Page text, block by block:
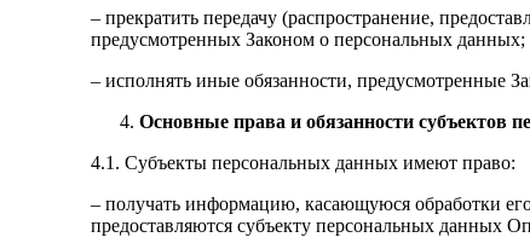
– прекратить передачу (распространение,
предусмотренных Законом о персональных данных;
– исполнять иные обязанности, предусмотренные
Основные права и обязанности субъектов
4.1. Субъекты персональных данных имеют право:
– получать информацию, касающуюся обработки
предоставляются субъекту персональных данных